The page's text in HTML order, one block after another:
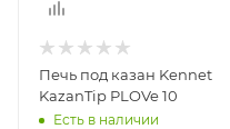
Печь под казан Kennet
KazanTip PLOVe 10
Есть в наличии